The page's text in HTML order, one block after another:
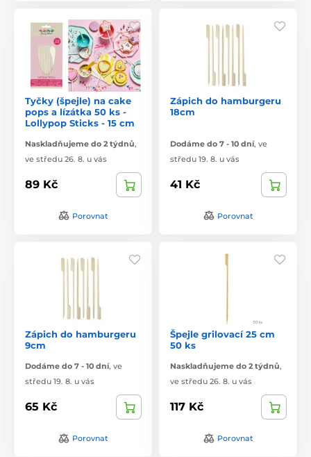
Tyčky (špejle) na cake
pops a lízátka 50 ks -
Lollypop Sticks - 15 cm
Naskladňujeme do 2 týdnů,
ve středu 26. 8. u vás
89 Kč
Porovnat
Zápich do hamburgeru
18cm
Dodáme do 7 - 10 dní, ve
středu 19. 8. u vás
41 Kč
Porovnat
Zápich do hamburgeru
9cm
Dodáme do 7 - 10 dní, ve
středu 19. 8. u vás
65 Kč
Porovnat
Špejle grilovací 25 cm
50 ks
Naskladňujeme do 2 týdnů,
ve středu 26. 8. u vás
117 Kč
Porovnat